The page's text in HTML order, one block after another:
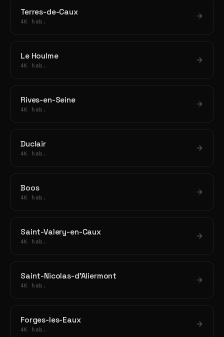
Terres-de-Caux
4K hab.
Le Houlme
4K hab.
Rives-en-Seine
4K hab.
Duclair
4K hab.
Boos
4K hab.
Saint-Valery-en-Caux
4K hab.
Saint-Nicolas-d'Aliermont
4K hab.
Forges-les-Eaux
4K hab.